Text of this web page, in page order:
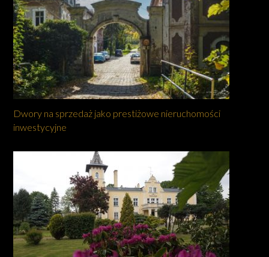
Dwory na sprzedaż jako prestiżowe nieruchomości
inwestycyjne